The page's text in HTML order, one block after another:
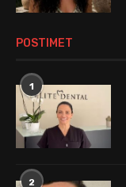
POSTIMET
1
2